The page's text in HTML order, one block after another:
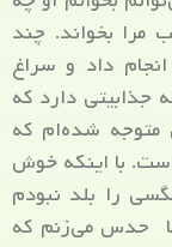
مرا بخواند. چند
داد و سراغ
جذابیتی دارد که
متوجه شده‌ام که
با اینکه خوش
را بلد نبودم
حدس می‌زنم که